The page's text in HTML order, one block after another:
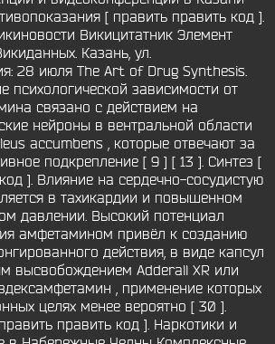
[ править править код ].
Викицитатник Элемент
Казань, ул.
28 июля The Art of Drug Synthesis.
психологической зависимости от
связано с действием на
нейроны в вентральной области
accumbens , которые отвечают за
подкрепление [ 9 ] [ 13 ]. Синтез [
]. Влияние на сердечно-сосудистую
в тахикардии и повышенном
давлении. Высокий потенциал
амфетамином привёл к созданию
действия, в виде капсул
высвобождением Adderall XR или
, применение которых
целях менее вероятно [ 30 ].
править код ]. Наркотики и